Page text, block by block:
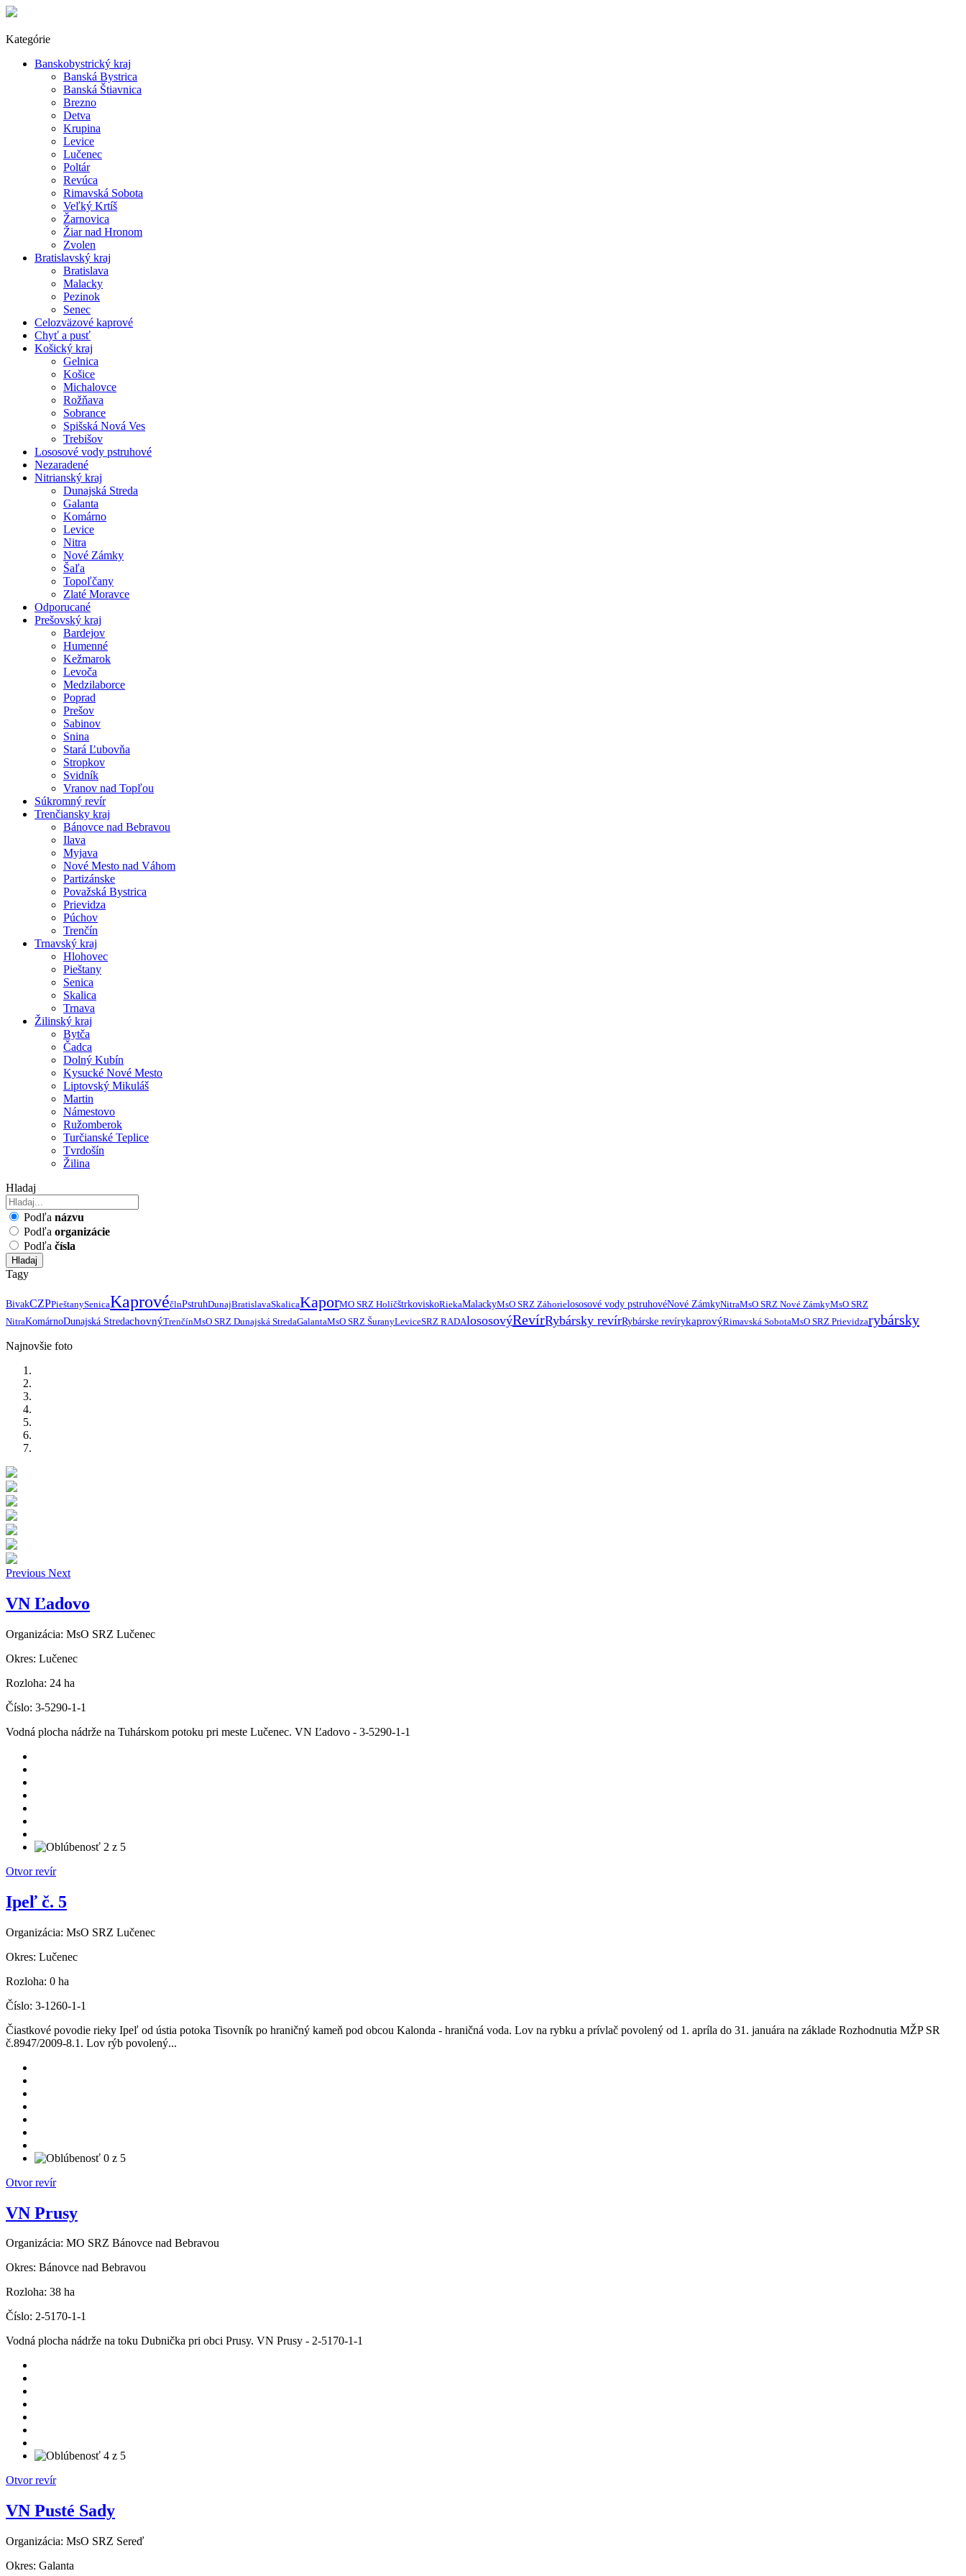
Kategórie
Banskobystrický kraj
Banská Bystrica
Banská Štiavnica
Brezno
Detva
Krupina
Levice
Lučenec
Poltár
Revúca
Rimavská Sobota
Veľký Krtíš
Žarnovica
Žiar nad Hronom
Zvolen
Bratislavský kraj
Bratislava
Malacky
Pezinok
Senec
Celozväzové kaprové
Chyť a pusť
Košický kraj
Gelnica
Košice
Michalovce
Rožňava
Sobrance
Spišská Nová Ves
Trebišov
Lososové vody pstruhové
Nezaradené
Nitrianský kraj
Dunajská Streda
Galanta
Komárno
Levice
Nitra
Nové Zámky
Šaľa
Topoľčany
Zlaté Moravce
Odporucané
Prešovský kraj
Bardejov
Humenné
Kežmarok
Levoča
Medzilaborce
Poprad
Prešov
Sabinov
Snina
Stará Ľubovňa
Stropkov
Svidník
Vranov nad Topľou
Súkromný revír
Trenčiansky kraj
Bánovce nad Bebravou
Ilava
Myjava
Nové Mesto nad Váhom
Partizánske
Považská Bystrica
Prievidza
Púchov
Trenčín
Trnavský kraj
Hlohovec
Pieštany
Senica
Skalica
Trnava
Žilinský kraj
Bytča
Čadca
Dolný Kubín
Kysucké Nové Mesto
Liptovský Mikuláš
Martin
Námestovo
Ružomberok
Turčianské Teplice
Tvrdošín
Žilina
Hladaj
Podľa názvu
Podľa organizácie
Podľa čísla
Hladaj
Tagy
BivakCZPPieštanySenicaKaprovéčlnPstruhDunajBratislavaSkalicaKaporMO SRZ HolíčštrkoviskoRiekaMalackyMsO SRZ Záhorielososové vody pstruhovéNové ZámkyNitraMsO SRZ Nové ZámkyMsO SRZ
NitraKomárnoDunajská StredachovnýTrenčínMsO SRZ Dunajská StredaGalantaMsO SRZ ŠuranyLeviceSRZ RADAlososovýRevírRybársky revírRybárske revírykaprovýRimavská SobotaMsO SRZ Prievidzarybársky
Najnovšie foto
Previous Next
VN Ľadovo
Organizácia: MsO SRZ Lučenec
Okres: Lučenec
Rozloha: 24 ha
Číslo: 3-5290-1-1
Vodná plocha nádrže na Tuhárskom potoku pri meste Lučenec. VN Ľadovo - 3-5290-1-1
Otvor revír
Ipeľ č. 5
Organizácia: MsO SRZ Lučenec
Okres: Lučenec
Rozloha: 0 ha
Číslo: 3-1260-1-1
Čiastkové povodie rieky Ipeľ od ústia potoka Tisovník po hraničný kameň pod obcou Kalonda - hraničná voda. Lov na rybku a prívlač povolený od 1. apríla do 31. januára na základe Rozhodnutia MŽP SR
č.8947/2009-8.1. Lov rýb povolený...
Otvor revír
VN Prusy
Organizácia: MO SRZ Bánovce nad Bebravou
Okres: Bánovce nad Bebravou
Rozloha: 38 ha
Číslo: 2-5170-1-1
Vodná plocha nádrže na toku Dubnička pri obci Prusy. VN Prusy - 2-5170-1-1
Otvor revír
VN Pusté Sady
Organizácia: MsO SRZ Sereď
Okres: Galanta